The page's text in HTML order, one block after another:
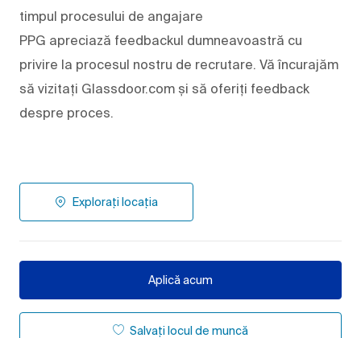
timpul procesului de angajare
PPG apreciază feedbackul dumneavoastră cu
privire la procesul nostru de recrutare. Vă încurajăm
să vizitați Glassdoor.com și să oferiți feedback
despre proces.
Explorați locația
Aplică acum
Salvați locul de muncă